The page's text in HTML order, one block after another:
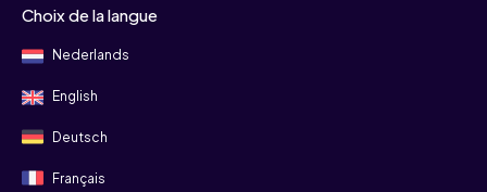
Choix de la langue
Nederlands
English
Deutsch
Français